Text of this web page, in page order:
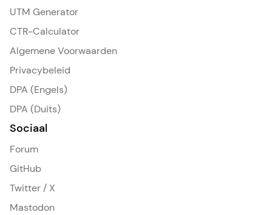
UTM Generator
CTR-Calculator
Algemene Voorwaarden
Privacybeleid
DPA (Engels)
DPA (Duits)
Sociaal
Forum
GitHub
Twitter / X
Mastodon